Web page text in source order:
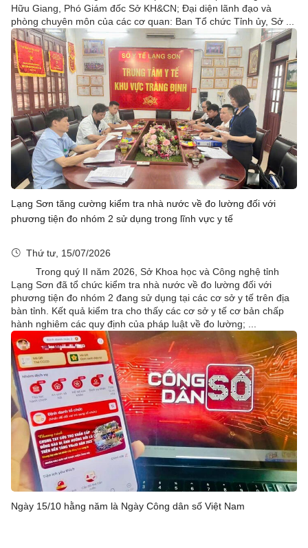
Hữu Giang, Phó Giám đốc Sở KH&CN; Đại diện lãnh đạo và
phòng chuyên môn của các cơ quan: Ban Tổ chức Tỉnh ủy, Sở ...
Lạng Sơn tăng cường kiểm tra nhà nước về đo lường đối với
phương tiện đo nhóm 2 sử dụng trong lĩnh vực y tế
Thứ tư, 15/07/2026
Trong quý II năm 2026, Sở Khoa học và Công nghệ tỉnh
Lạng Sơn đã tổ chức kiểm tra nhà nước về đo lường đối với
phương tiện đo nhóm 2 đang sử dụng tại các cơ sở y tế trên địa
bàn tỉnh. Kết quả kiểm tra cho thấy các cơ sở y tế cơ bản chấp
hành nghiêm các quy định của pháp luật về đo lường; ...
Ngày 15/10 hằng năm là Ngày Công dân số Việt Nam